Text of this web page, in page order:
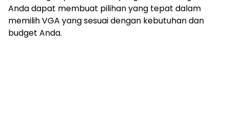
Anda dapat membuat pilihan yang tepat dalam
memilih VGA yang sesuai dengan kebutuhan dan
budget Anda.